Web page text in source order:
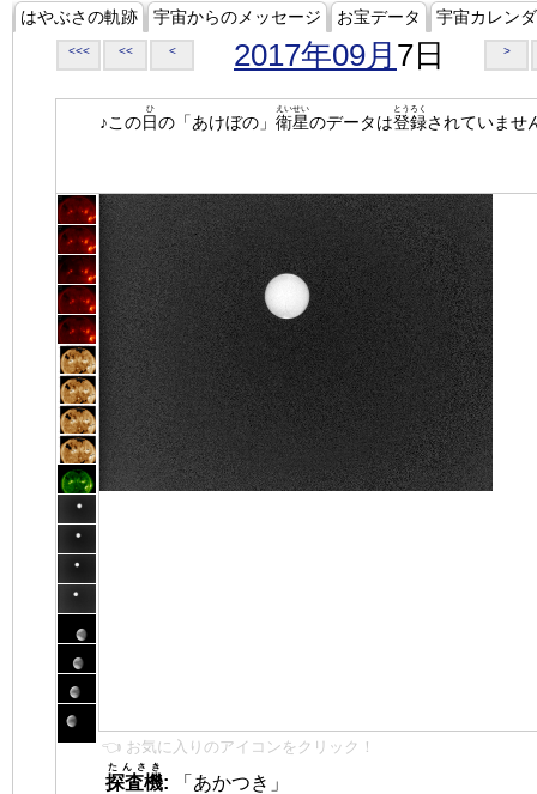
はやぶさの軌跡 宇宙からのメッセージ お宝データ 宇宙カレン
<<< << < 2017年09月 7日 >
♪この日
ひ
の「あけぼの」 衛星
えいせい
のデータは登録
とうろく
されていませ
👈 お気に入りのアイコンをクリック！
探査機
たんさき
:
「あかつき」